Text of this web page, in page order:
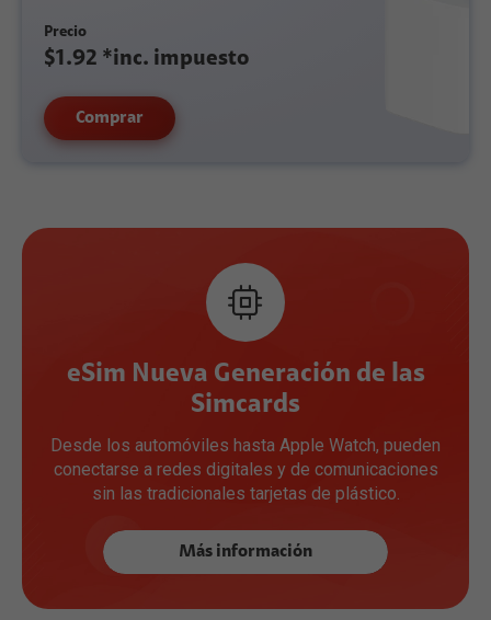
Precio
$1.92 *inc. impuesto
Comprar
eSim Nueva Generación de las
Simcards
Desde los automóviles hasta Apple Watch, pueden
conectarse a redes digitales y de comunicaciones
sin las tradicionales tarjetas de plástico.
Más información